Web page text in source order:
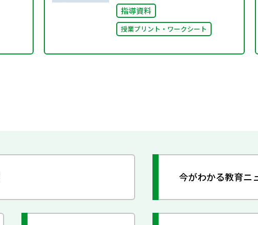
指導資料
授業プリント・ワークシート
今がわかる教育ニ